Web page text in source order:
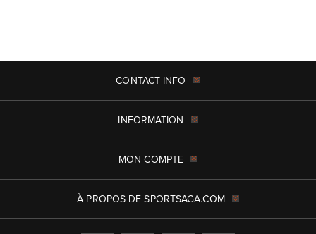
CONTACT INFO
INFORMATION
MON COMPTE
À PROPOS DE SPORTSAGA.COM